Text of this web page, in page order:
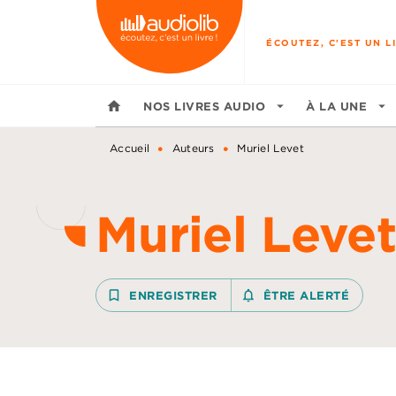
MENU RECHERCHE
ÉCOUTEZ, C'EST UN
home NOS LIVRES AUDIO arrow_drop_down À LA UNE arrow_drop_down
Accueil • Auteurs • Muriel Levet
Muriel Levet
bookmark_border ENREGISTRER notifications_none_outlined
ÊTRE ALERTÉ